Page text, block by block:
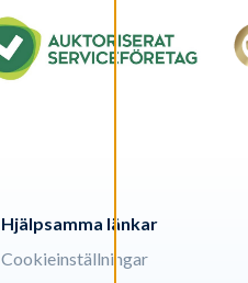
Hjälpsamma länkar
Cookieinställningar